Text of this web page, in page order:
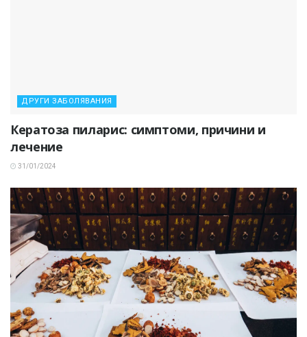
ДРУГИ ЗАБОЛЯВАНИЯ
Кератоза пиларис: симптоми, причини и
лечение
31/01/2024